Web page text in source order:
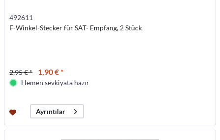
492611
F-Winkel-Stecker für SAT- Empfang, 2 Stück
2,95 € * 1,90 € *
Hemen sevkiyata hazır
Ayrıntılar